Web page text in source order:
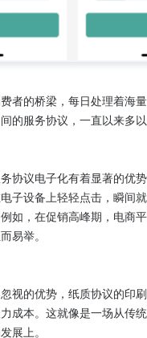
者的桥梁，每日处理着海
的服务协议，一直以来多
协议电子化有着显著的优
子设备上轻轻点击，瞬间
如，在促销高峰期，电商
易举。
视的优势，纸质协议的印
成本。这就像是一场从传
展上。